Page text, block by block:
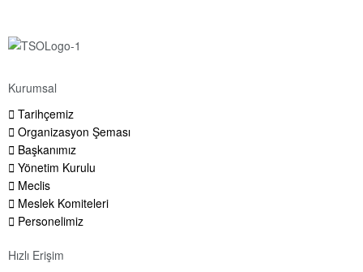
Kurumsal
Tarihçemiz
Organizasyon Şeması
Başkanımız
Yönetim Kurulu
Meclis
Meslek Komiteleri
Personelimiz
Hızlı Erişim